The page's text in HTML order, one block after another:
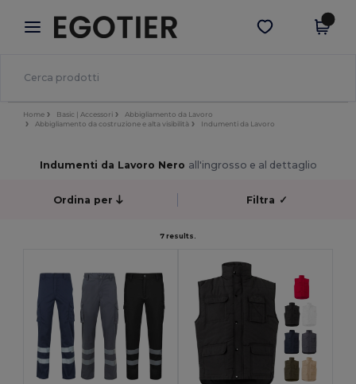
× App Egotier
Prezzi migliori sull'app!
Scarica app
Home Basic | Accessori
Abbigliamento da Lavoro
Abbigliamento da costruzione e alta visibilità
Indumenti da Lavoro
Indumenti da Lavoro Nero all'ingrosso e al dettaglio
Ordina per Filtra ✓
7 results.